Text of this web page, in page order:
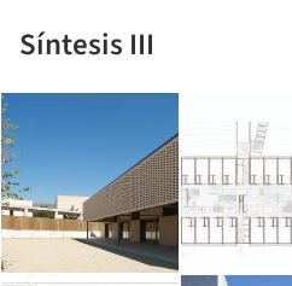
Síntesis III